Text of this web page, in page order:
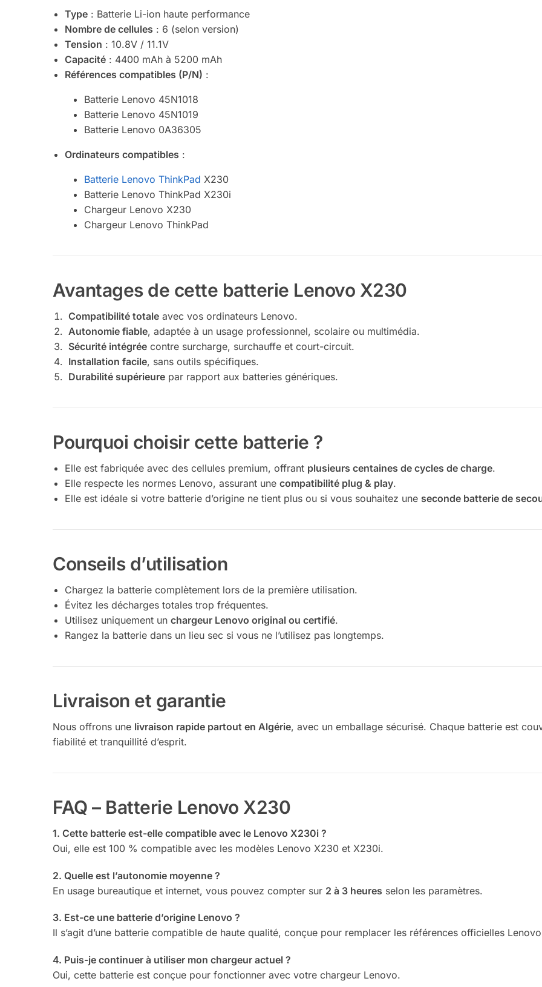
Type : Batterie Li-ion haute performance
Nombre de cellules : 6 (selon version)
Tension : 10.8V / 11.1V
Capacité : 4400 mAh à 5200 mAh
Références compatibles (P/N) :
Batterie Lenovo 45N1018
Batterie Lenovo 45N1019
Batterie Lenovo 0A36305
Ordinateurs compatibles :
Batterie Lenovo ThinkPad X230
Batterie Lenovo ThinkPad X230i
Chargeur Lenovo X230
Chargeur Lenovo ThinkPad
Avantages de cette batterie Lenovo X230
Compatibilité totale avec vos ordinateurs Lenovo.
Autonomie fiable, adaptée à un usage professionnel, scolaire ou multimédia.
Sécurité intégrée contre surcharge, surchauffe et court-circuit.
Installation facile, sans outils spécifiques.
Durabilité supérieure par rapport aux batteries génériques.
Pourquoi choisir cette batterie ?
Elle est fabriquée avec des cellules premium, offrant plusieurs centaines de cycles de charge.
Elle respecte les normes Lenovo, assurant unecompatibilité plug & play.
Elle est idéale si votre batterie d’origine ne tient plus ou si vous souhaitez une seconde batterie de
Conseils d’utilisation
Chargez la batterie complètement lors de la première utilisation.
Évitez les décharges totales trop fréquentes.
Utilisez uniquement unchargeur Lenovo original ou certifié.
Rangez la batterie dans un lieu sec si vous ne l’utilisez pas longtemps.
Livraison et garantie
Nous offrons une livraison rapide partout en Algérie, avec un emballage sécurisé. Chaque batterie est
fiabilité et tranquillité d’esprit.
FAQ – Batterie Lenovo X230
1. Cette batterie est-elle compatible avec le Lenovo X230i ?
Oui, elle est 100 % compatible avec les modèles Lenovo X230 et X230i.
2. Quelle est l’autonomie moyenne ?
En usage bureautique et internet, vous pouvez compter sur 2 à 3 heures selon les paramètres.
3. Est-ce une batterie d’origine Lenovo ?
Il s’agit d’une batterie compatible de haute qualité, conçue pour remplacer les références officielles
4. Puis-je continuer à utiliser mon chargeur actuel ?
Oui, cette batterie est conçue pour fonctionner avec votre chargeur Lenovo.